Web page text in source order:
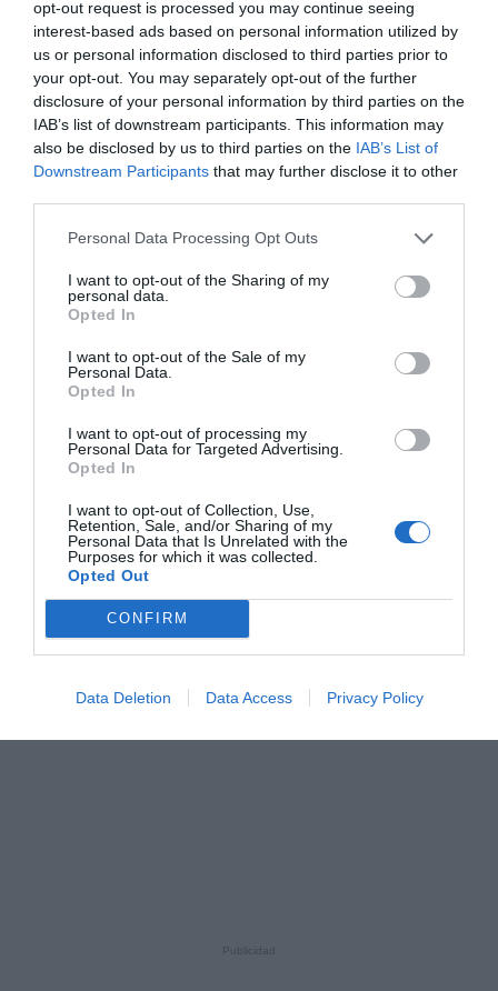
opt-out request is processed you may continue seeing
interest-based ads based on personal information utilized by
us or personal information disclosed to third parties prior to
your opt-out. You may separately opt-out of the further
disclosure of your personal information by third parties on the
IAB’s list of downstream participants. This information may
also be disclosed by us to third parties on the IAB’s List of
Downstream Participants that may further disclose it to other
Personal Data Processing Opt Outs
I want to opt-out of the Sharing of my
personal data.
Opted In
I want to opt-out of the Sale of my
Personal Data.
Opted In
I want to opt-out of processing my
Personal Data for Targeted Advertising.
Opted In
I want to opt-out of Collection, Use,
Retention, Sale, and/or Sharing of my
Personal Data that Is Unrelated with the
Purposes for which it was collected.
Opted Out
CONFIRM
Data Deletion Data Access Privacy Policy